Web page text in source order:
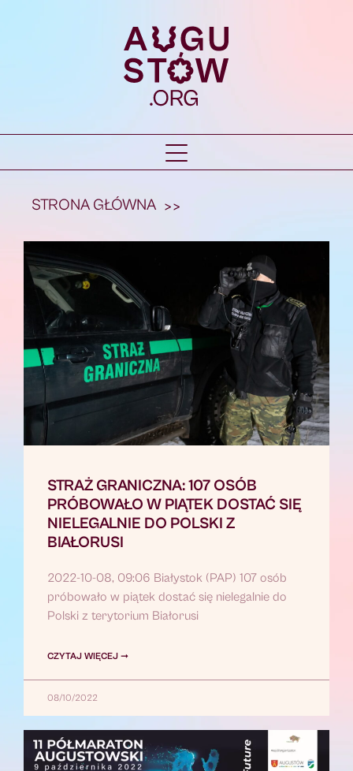
STRONA GŁÓWNA >>
STRAŻ GRANICZNA: 107 OSÓB
PRÓBOWAŁO W PIĄTEK DOSTAĆ SIĘ
NIELEGALNIE DO POLSKI Z
BIAŁORUSI
2022-10-08, 09:06 Białystok (PAP) 107 osób
próbowało w piątek dostać się nielegalnie do
Polski z terytorium Białorusi
CZYTAJ WIĘCEJ ➞
08/10/2022